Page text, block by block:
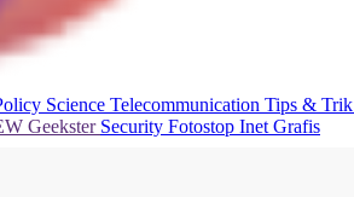
Science Telecommunication Tips & Trik
Geekster Security Fotostop Inet Grafis